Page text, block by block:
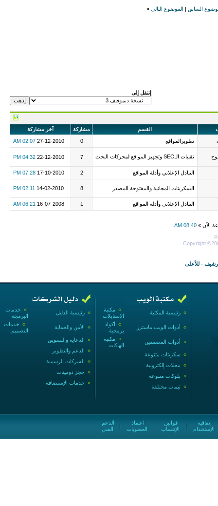
السابق الموضوع التالي »
إنتقل إلى
القسم مشاركة
آخر مشاركة
تطويرالمواقع 0
27-12-2010
02:07 AM
تقنيات الـSEO وتجهيز المواقع لمحركات البحث 7
22-12-2010
04:32 PM
التبادل الإعلاني وأدلة المواقع 2
17-10-2010
07:28 PM
السكربتات المجانية والمفتوحة المصدر 8
14-02-2010
02:11 PM
التبادل الإعلاني وأدلة المواقع 1
16-07-2008
06:21 AM
الآن » 08:40 AM
Copyright
- للأعلى
» خدمات
البرمجة
» رئيسية الدليل
» خدمات
التصميم
» الأمن والحماية
» الدعاية والتسويق
» الدعم والتطوير
» الشركات الرسمية
» حجز دومينات
» خدمات الإستضافة
» مكتبة
الإستايلات
» رئيسية المكتبة
» أكواد
برمجية
» أدوات الويب ماسترز
» مكتبة
الهاكات
» أدوات المصممين
» سكربتات متنوعة
» مجلات إلكترونية
» بلوكات متنوعة
» ثيمات مختلفة
الفني
|
العضويات
|
الإنتساب
|
الإستخدام